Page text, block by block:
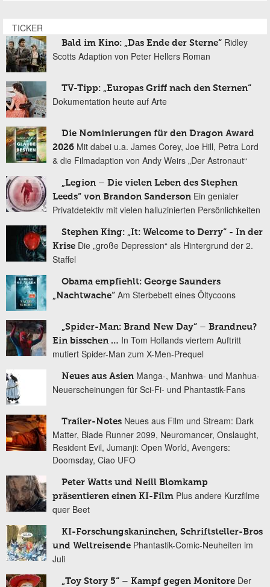
TICKER
Bald im Kino: „Das Ende der Sterne“ Ridley
Scotts Adaption von Peter Hellers Roman
TV-Tipp: „Europas Griff nach den Sternen“
Dokumentation heute auf Arte
Die Nominierungen für den Dragon Award
2026 Mit dabei u.a. James Corey, Joe Hill, Petra Lord
& die Filmadaption von Andy Weirs „Der Astronaut“
„Legion – Die vielen Leben des Stephen
Leeds“ von Brandon Sanderson Ein genialer
Privatdetektiv mit vielen halluzinierten Persönlichkeiten
Stephen King: „It: Welcome to Derry“ - In der
Krise Die „große Depression“ als Hintergrund der 2.
Staffel
Obama empfiehlt: George Saunders
„Nachtwache“ Am Sterbebett eines Öltycoons
„Spider-Man: Brand New Day“ – Brandneu?
Ein bisschen … In Tom Hollands viertem Auftritt
mutiert Spider-Man zum X-Men-Prequel
Neues aus Asien Manga-, Manhwa- und Manhua-
Neuerscheinungen für Sci-Fi- und Phantastik-Fans
Trailer-Notes Neues aus Film und Stream: Dark
Matter, Blade Runner 2099, Neuromancer, Onslaught,
Resident Evil, Jumanji: Open World, Avengers:
Doomsday, Ciao UFO
Peter Watts und Neill Blomkamp
präsentieren einen KI-Film Plus andere Kurzfilme
quer Beet
KI-Forschungskaninchen, Schriftsteller-Bros
und Weltreisende Phantastik-Comic-Neuheiten im
Juli
„Toy Story 5“ – Kampf gegen Monitore Der